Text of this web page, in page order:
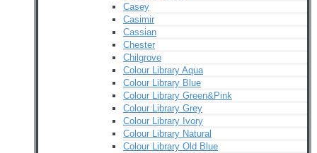
Casey
Casimir
Cassian
Chester
Chilgrove
Colour Library Aqua
Colour Library Blue
Colour Library Green&Pink
Colour Library Grey
Colour Library Ivory
Colour Library Natural
Colour Library Old Blue